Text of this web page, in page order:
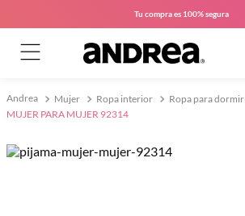
Tu compra es 100% segura
Mujer Ropa interior Ropa para dormir
MUJER PARA MUJER 92314